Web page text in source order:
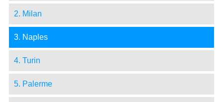
2. Milan
3. Naples
4. Turin
5. Palerme